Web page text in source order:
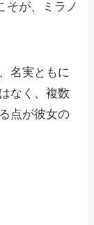
そが、ミラノ
名実ともに
なく、複数
点が彼女の